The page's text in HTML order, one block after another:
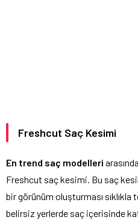
Freshcut Saç Kesimi
En trend saç modelleri
Freshcut saç kesimi. Bu saç
bir görünüm oluşturması
belirsiz yerlerde saç içerisinde